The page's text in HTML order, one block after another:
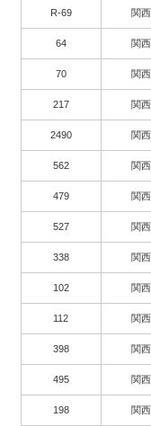
R-69 関西
64 関西
70 関西
217 関西
2490 関西
562 関西
479 関西
527 関西
338 関西
102 関西
112 関西
398 関西
495 関西
198 関西